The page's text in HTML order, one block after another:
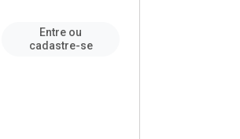
Entre ou
cadastre-se